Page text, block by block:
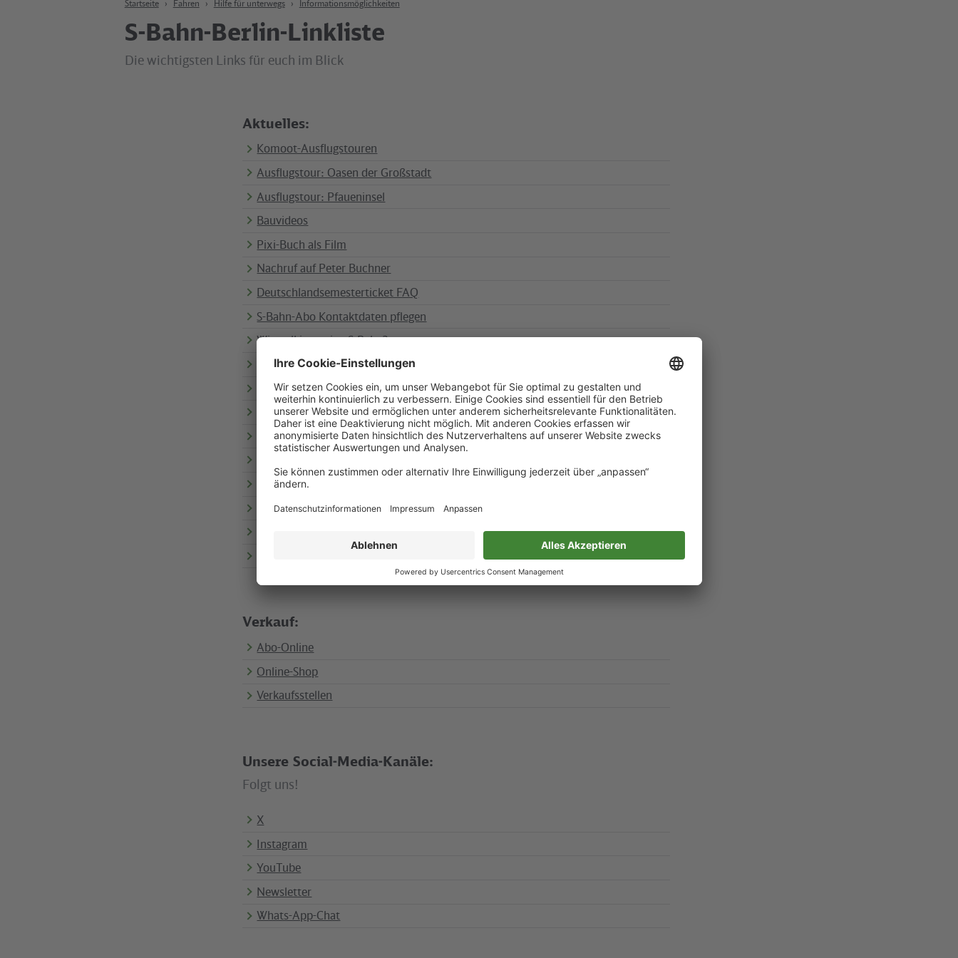
Startseite Fahren Hilfe für unterwegs Informationsmöglichkeiten
S-Bahn-Berlin-Linkliste
Die wichtigsten Links für euch im Blick
Aktuelles:
Komoot-Ausflugstouren
Ausflugstour: Oasen der Großstadt
Ausflugstour: Pfaueninsel
Bauvideos
Pixi-Buch als Film
Nachruf auf Peter Buchner
Deutschlandsemesterticket FAQ
S-Bahn-Abo Kontaktdaten pflegen
Wie voll ist meine S-Bahn?
Kostenloses Schülerticket Berlin AB
Deutschlandticket
Fanartikel
Lokführer:in werden
Fahrplanauskunft
Aufzugs- & Fahrtreppenstörung
Verkauf:
Abo-Online
Online-Shop
Verkaufsstellen
Unsere Social-Media-Kanäle:
Folgt uns!
X
Instagram
YouTube
Newsletter
Whats-App-Chat